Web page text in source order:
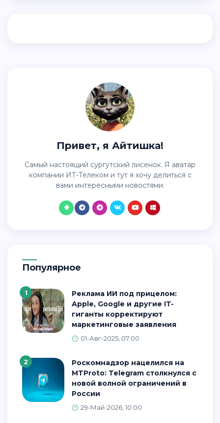
Привет, я Айтишка!
Самый настоящий сургутский лисенок. Я аватар
компании ИТ-Телеком и тут я хочу делиться с
вами интересными новостями.
Популярное
1
Реклама ИИ под прицелом:
Apple, Google и другие IT-
гиганты корректируют
маркетинговые заявления
01-Авг-2025, 07:00
2
Роскомнадзор нацелился на
MTProto: Telegram столкнулся с
новой волной ограничений в
России
29-Май-2026, 10:00